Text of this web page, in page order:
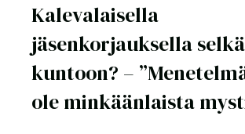
Kalevalaisella
jäsenkorjauksella selkä
kuntoon? –
ole minkäänlaista